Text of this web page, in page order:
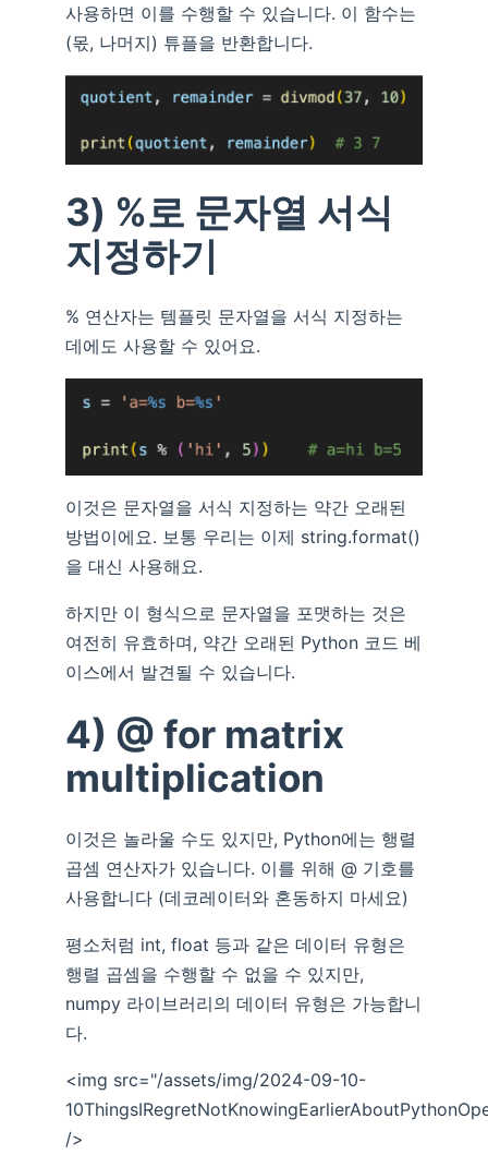
사용하면 이를 수행할 수 있습니다. 이 함수는
(몫, 나머지) 튜플을 반환합니다.
3) %로 문자열 서식
지정하기
% 연산자는 템플릿 문자열을 서식 지정하는
데에도 사용할 수 있어요.
이것은 문자열을 서식 지정하는 약간 오래된
방법이에요. 보통 우리는 이제 string.format()
을 대신 사용해요.
하지만 이 형식으로 문자열을 포맷하는 것은
여전히 유효하며, 약간 오래된 Python 코드 베
이스에서 발견될 수 있습니다.
4) @ for matrix
multiplication
이것은 놀라울 수도 있지만, Python에는 행렬
곱셈 연산자가 있습니다. 이를 위해 @ 기호를
사용합니다 (데코레이터와 혼동하지 마세요)
평소처럼 int, float 등과 같은 데이터 유형은
행렬 곱셈을 수행할 수 없을 수 있지만,
numpy 라이브러리의 데이터 유형은 가능합니
다.
<img src="/assets/img/2024-09-10-
/>